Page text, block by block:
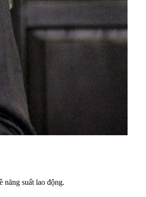
năng suất lao động.